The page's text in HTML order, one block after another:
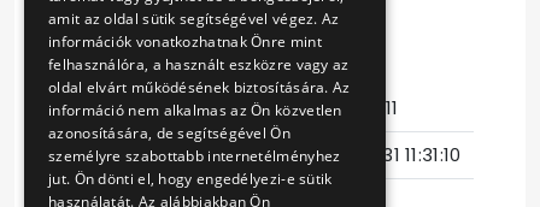
ANYAGOK
SZÁLLÍTÁSA
Eljárás száma
15/T-163/11
Ajánlattételi határidő
2017-05-31 11:31:10
amit az oldal sütik segítségével végez. Az
információk vonatkozhatnak Önre mint
felhasználóra, a használt eszközre vagy az
oldal elvárt működésének biztosítására. Az
információ nem alkalmas az Ön közvetlen
azonosítására, de segítségével Ön
személyre szabottabb internetélményhez
jut. Ön dönti el, hogy engedélyezi-e sütik
használatát. Az alábbiakban Ön